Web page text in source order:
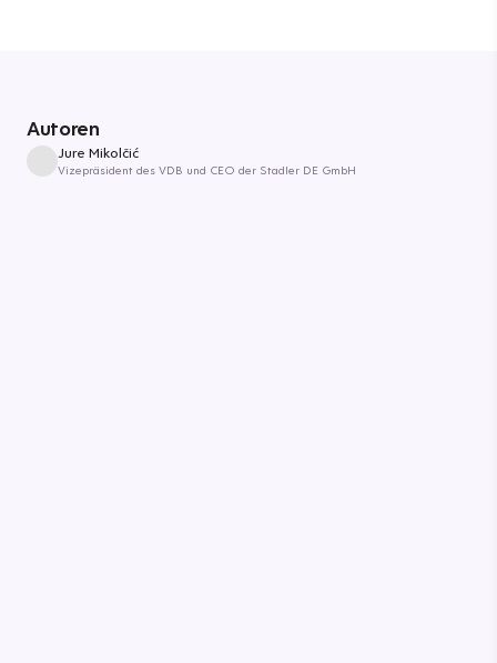
Autoren
Jure Mikolčić
Vizepräsident des VDB und CEO der Stadler DE GmbH